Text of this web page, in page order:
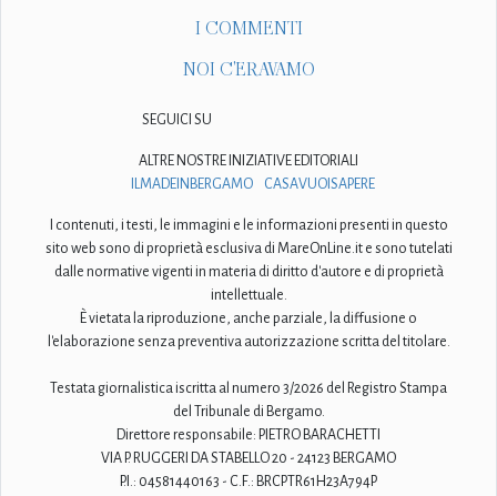
I COMMENTI
NOI C'ERAVAMO
SEGUICI SU
ALTRE NOSTRE INIZIATIVE EDITORIALI
ILMADEINBERGAMO
CASAVUOISAPERE
I contenuti, i testi, le immagini e le informazioni presenti in questo
sito web sono di proprietà esclusiva di MareOnLine.it e sono tutelati
dalle normative vigenti in materia di diritto d'autore e di proprietà
intellettuale.
È vietata la riproduzione, anche parziale, la diffusione o
l'elaborazione senza preventiva autorizzazione scritta del titolare.
Testata giornalistica iscritta al numero 3/2026 del Registro Stampa
del Tribunale di Bergamo.
Direttore responsabile: PIETRO BARACHETTI
VIA P. RUGGERI DA STABELLO 20 - 24123 BERGAMO
P.I.: 04581440163 - C.F.: BRCPTR61H23A794P